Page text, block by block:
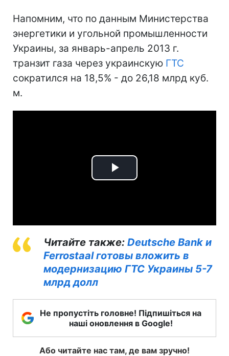
Напомним, что по данным Министерства
энергетики и угольной промышленности
Украины, за январь-апрель 2013 г.
транзит газа через украинскую ГТС
сократился на 18,5% - до 26,18 млрд куб.
м.
Play
Читайте также: Deutsche Bank и
Ferrostaal готовы вложить в
модернизацию ГТС Украины 5-7
млрд долл
Не пропустіть головне! Підпишіться на
наші оновлення в Google!
Або читайте нас там, де вам зручно!